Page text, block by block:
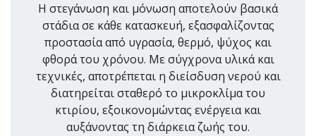
Η στεγάνωση και μόνωση αποτελούν βασικά
στάδια σε κάθε κατασκευή, εξασφαλίζοντας
προστασία από υγρασία, θερμό, ψύχος και
φθορά του χρόνου. Με σύγχρονα υλικά και
τεχνικές, αποτρέπεται η διείσδυση νερού και
διατηρείται σταθερό το μικροκλίμα του
κτιρίου, εξοικονομώντας ενέργεια και
αυξάνοντας τη διάρκεια ζωής του.